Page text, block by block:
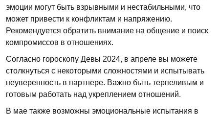
эмоции могут быть взрывными и нестабильными, что
может привести к конфликтам и напряжению.
Рекомендуется обратить внимание на общение и поиск
компромиссов в отношениях.
Согласно гороскопу Девы 2024, в апреле вы можете
столкнуться с некоторыми сложностями и испытывать
неуверенность в партнере. Важно быть терпеливым и
готовым работать над укреплением отношений.
В мае также возможны эмоциональные испытания в